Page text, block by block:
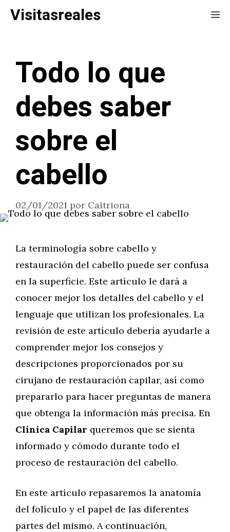
Saltar
Visitasreales
Todo lo que
debes saber
sobre el
cabello
02/01/2021 por Caitriona
La terminología sobre cabello y
restauración del cabello puede ser confusa
en la superficie. Este artículo le dará a
conocer mejor los detalles del cabello y el
lenguaje que utilizan los profesionales. La
revisión de este artículo debería ayudarle a
comprender mejor los consejos y
descripciones proporcionados por su
cirujano de restauración capilar, así como
prepararlo para hacer preguntas de manera
que obtenga la información más precisa. En
Clínica Capilar queremos que se sienta
informado y cómodo durante todo el
proceso de restauración del cabello.
En este artículo repasaremos la anatomía
del folículo y el papel de las diferentes
partes del mismo. A continuación,